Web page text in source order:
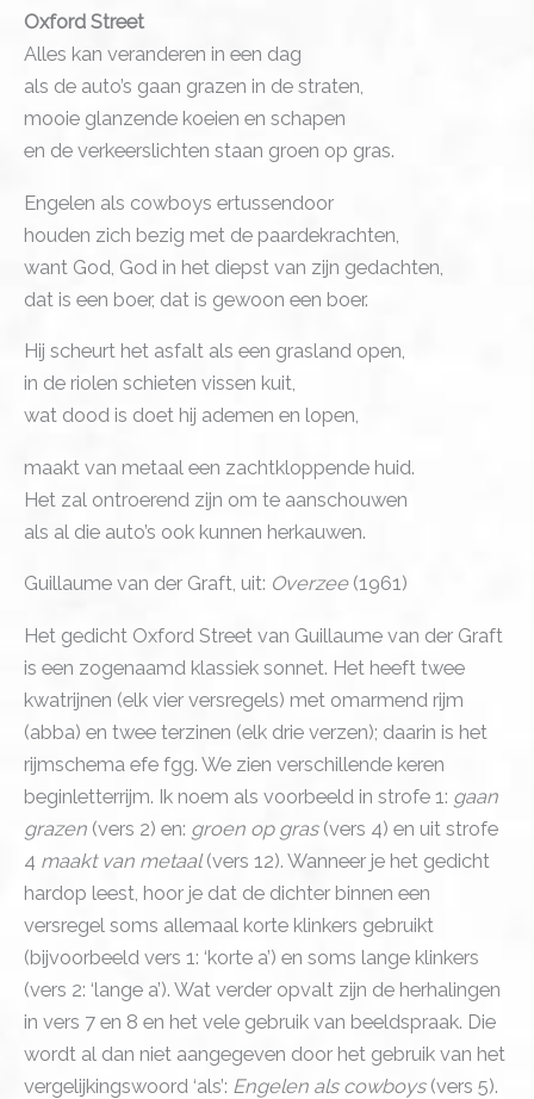
Oxford Street
Alles kan veranderen in een dag
als de auto’s gaan grazen in de straten,
mooie glanzende koeien en schapen
en de verkeerslichten staan groen op gras.
Engelen als cowboys ertussendoor
houden zich bezig met de paardekrachten,
want God, God in het diepst van zijn gedachten,
dat is een boer, dat is gewoon een boer.
Hij scheurt het asfalt als een grasland open,
in de riolen schieten vissen kuit,
wat dood is doet hij ademen en lopen,
maakt van metaal een zachtkloppende huid.
Het zal ontroerend zijn om te aanschouwen
als al die auto’s ook kunnen herkauwen.
Guillaume van der Graft, uit: Overzee(1961)
Het gedicht Oxford Street van Guillaume van der Graft
is een zogenaamd klassiek sonnet. Het heeft twee
kwatrijnen (elk vier versregels) met omarmend rijm
(abba) en twee terzinen (elk drie verzen); daarin is het
rijmschema efe fgg. We zien verschillende keren
beginletterrijm. Ik noem als voorbeeld in strofe 1: gaan
grazen (vers 2) en: groen op gras (vers 4) en uit strofe
4 maakt van metaal(vers 12). Wanneer je het gedicht
hardop leest, hoor je dat de dichter binnen een
versregel soms allemaal korte klinkers gebruikt
(bijvoorbeeld vers 1: ‘korte a’) en soms lange klinkers
(vers 2: ‘lange a’). Wat verder opvalt zijn de herhalingen
in vers 7 en 8 en het vele gebruik van beeldspraak. Die
wordt al dan niet aangegeven door het gebruik van het
vergelijkingswoord ‘als’: Engelen als cowboys(vers 5).